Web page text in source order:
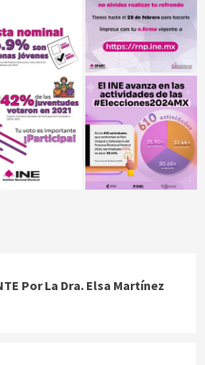
Por La Dra. Elsa Martínez